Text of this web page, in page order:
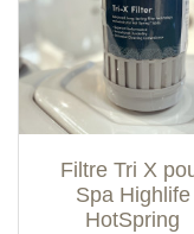
Filtre Tri X
Spa Highlife
HotSpring